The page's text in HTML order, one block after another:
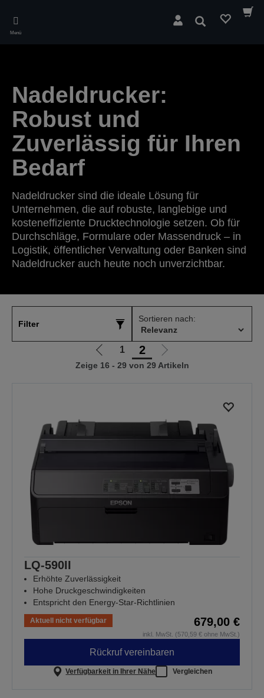
main
Menü
Suchen
Nadeldrucker:
Robust und
Zuverlässig für Ihren
Bedarf
Nadeldrucker sind die ideale Lösung für
Unternehmen, die auf robuste, langlebige und
kosteneffiziente Drucktechnologie setzen. Ob für
Durchschläge, Formulare oder Massendruck – in
Logistik, öffentlicher Verwaltung oder Banken sind
Nadeldrucker auch heute noch unverzichtbar.
Filter
Sortieren nach:
Zur
vorherigen
1 2
Zur
nächsten
Zeige 16 - 29 von 29 Artikeln
LQ-590II
Erhöhte Zuverlässigkeit
Hohe Druckgeschwindigkeiten
Entspricht den Energy-Star-Richtlinien
Aktuell nicht verfügbar 679,00 €
inkl. MwSt. (570,59 € ohne MwSt.)
Rückruf vereinbaren
Verfügbarkeit in Ihrer Nähe Vergleichen